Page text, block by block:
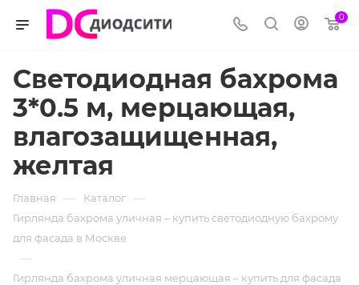
0
Светодиодная бахрома
3*0.5 м, мерцающая,
влагозащищенная,
желтая
Главная — Каталог —
Гирлянда бахрома уличная – купить светодиодную бахрому
для фасада в Москве
—
Гирлянда бахрома уличная мерцающая – купить для фасада